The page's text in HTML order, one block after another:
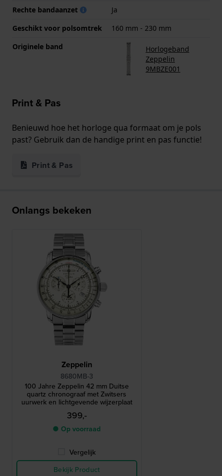
Rechte bandaanzet
Ja
Geschikt voor polsomtrek
160 mm - 230 mm
Originele band
Horlogeband
Zeppelin
9MBZE001
Print & Pas
Benieuwd hoe het horloge qua formaat om je pols
past? Gebruik dan de handige print en pas functie!
Print & Pas
Onlangs bekeken
Zeppelin
8680MB-3
100 Jahre Zeppelin 42 mm Duitse
quartz chronograaf met Zwitsers
uurwerk en lichtgevende wijzerplaat
399,-
● Op voorraad
Vergelijk
Bekijk Product